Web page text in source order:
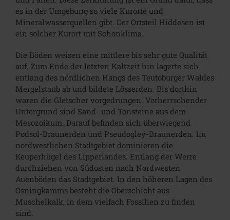
es in der Umgebung so viele Kurorte und
Mineralwasserquellen gibt. Der Ortsteil Hiddesen ist
ein solcher Kurort mit Schonklima.
Die Böden weisen eine mittlere bis sehr gute Qualität
auf. Zum Ende der letzten Kaltzeit hin lagerte sich
entlang des nördlichen Hangs des Teutoburger Waldes
Mergelstaub ab und bildete Lösserden. Bis dorthin
waren die Gletscher vorgedrungen. Vorherrschender
Untergrund sind Sand- und Tonsteine aus dem
Mesozoikum. Darauf befinden sich überwiegend
Podsol-Braunerden und Pseudogley-Braunerden. Im
nordwestlichen Stadtgebiet dominieren die
Keuperhügel des Lipperlandes. Entlang der Werre
durchziehen von Südosten nach Nordwesten
Auenböden das Stadtgebiet. In den höheren Lagen des
Osningkamms besteht die Oberschicht aus
Muschelkalk, in dem vielfach Fossilien zu finden
sind.